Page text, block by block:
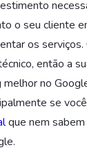
o seu cliente
os
então a
melhor no
se
que nem